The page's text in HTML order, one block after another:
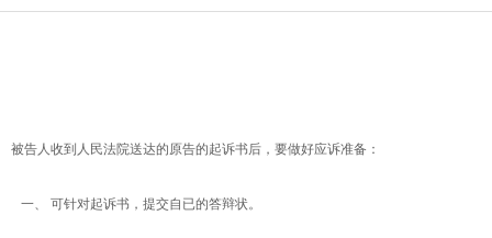
被告人收到人民法院送达的原告的起诉书后，要做好应诉准备：
一、 可针对起诉书，提交自已的答辩状。